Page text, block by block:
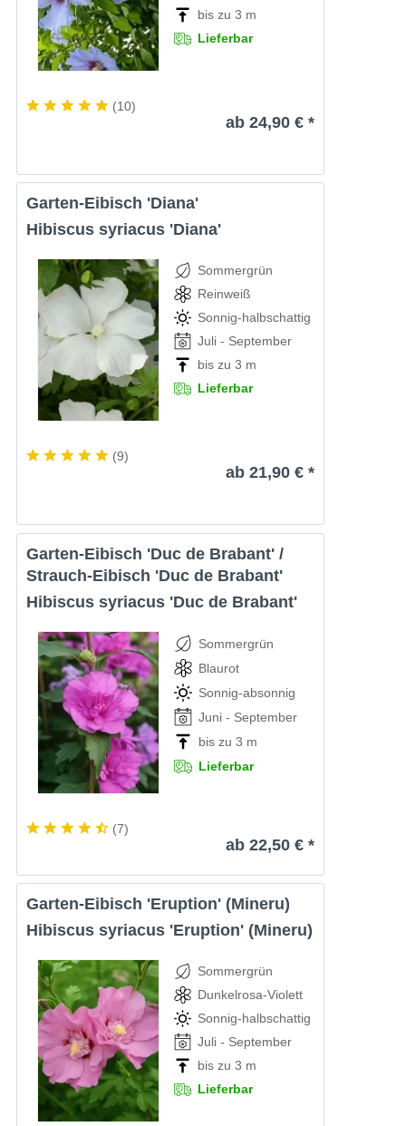
bis zu 3 m
Lieferbar
(10)
ab 24,90 € *
Garten-Eibisch 'Diana'
Hibiscus syriacus 'Diana'
Sommergrün
Reinweiß
Sonnig-halbschattig
Juli - September
bis zu 3 m
Lieferbar
(9)
ab 21,90 € *
Garten-Eibisch 'Duc de Brabant' /
Strauch-Eibisch 'Duc de Brabant'
Hibiscus syriacus 'Duc de Brabant'
Sommergrün
Blaurot
Sonnig-absonnig
Juni - September
bis zu 3 m
Lieferbar
(7)
ab 22,50 € *
Garten-Eibisch 'Eruption' (Mineru)
Hibiscus syriacus 'Eruption' (Mineru)
Sommergrün
Dunkelrosa-Violett
Sonnig-halbschattig
Juli - September
bis zu 3 m
Lieferbar